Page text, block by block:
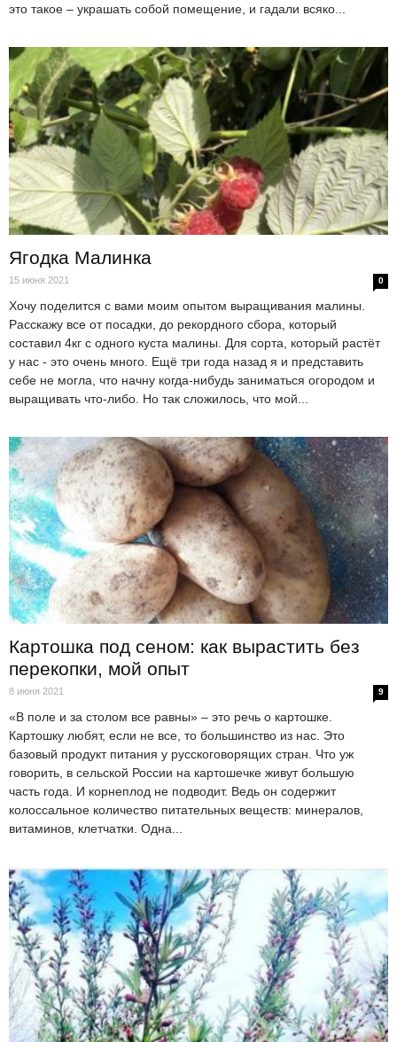
это такое – украшать собой помещение, и гадали всяко...
Ягодка Малинка
15 июня 2021 0
Хочу поделится с вами моим опытом выращивания малины.
Расскажу все от посадки, до рекордного сбора, который
составил 4кг с одного куста малины. Для сорта, который растёт
у нас - это очень много. Ещё три года назад я и представить
себе не могла, что начну когда-нибудь заниматься огородом и
выращивать что-либо. Но так сложилось, что мой...
Картошка под сеном: как вырастить без
перекопки, мой опыт
8 июня 2021 9
«В поле и за столом все равны» – это речь о картошке.
Картошку любят, если не все, то большинство из нас. Это
базовый продукт питания у русскоговорящих стран. Что уж
говорить, в сельской России на картошечке живут большую
часть года. И корнеплод не подводит. Ведь он содержит
колоссальное количество питательных веществ: минералов,
витаминов, клетчатки. Одна...